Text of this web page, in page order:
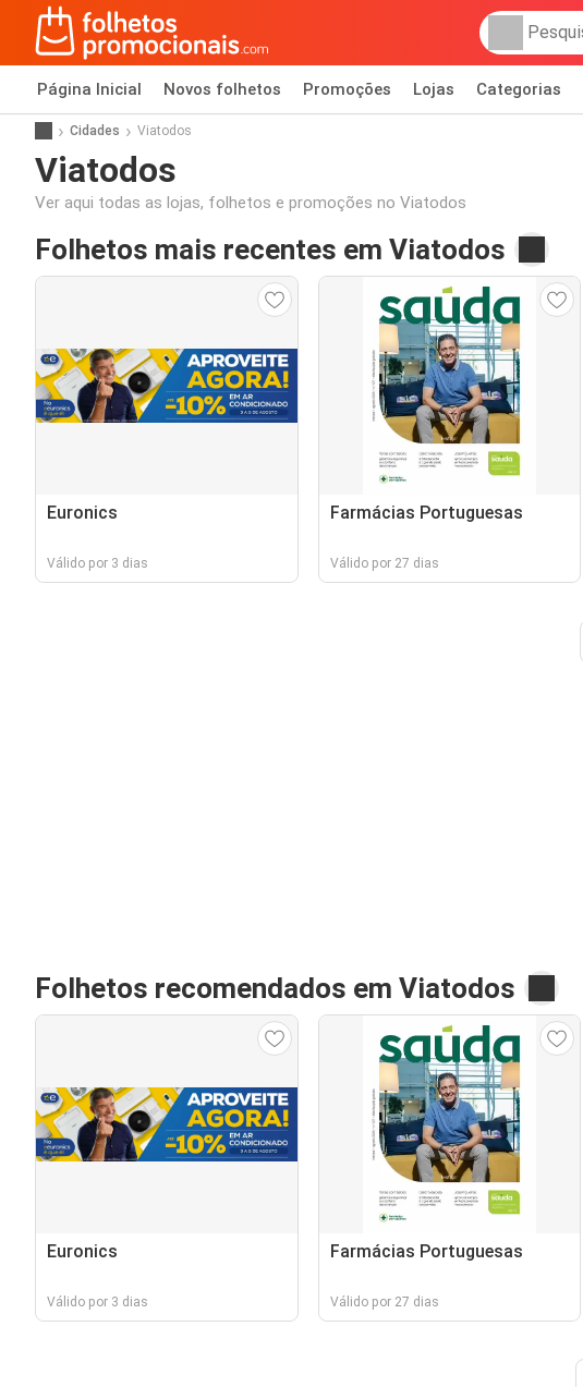
Página Inicial Novos folhetos Promoções Lojas Categorias
Cidades Viatodos
Viatodos
Ver aqui todas as lojas, folhetos e promoções no Viatodos
Folhetos mais recentes em Viatodos
Euronics
Válido por 3 dias
Farmácias Portuguesas
Válido por 27 dias
Folhetos recomendados em Viatodos
Euronics
Válido por 3 dias
Farmácias Portuguesas
Válido por 27 dias